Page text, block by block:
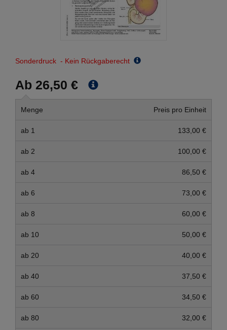
Sonderdruck - Kein Rückgaberecht
Ab 26,50 €
Menge Preis pro Einheit
ab 1 133,00 €
ab 2 100,00 €
ab 4 86,50 €
ab 6 73,00 €
ab 8 60,00 €
ab 10 50,00 €
ab 20 40,00 €
ab 40 37,50 €
ab 60 34,50 €
ab 80 32,00 €